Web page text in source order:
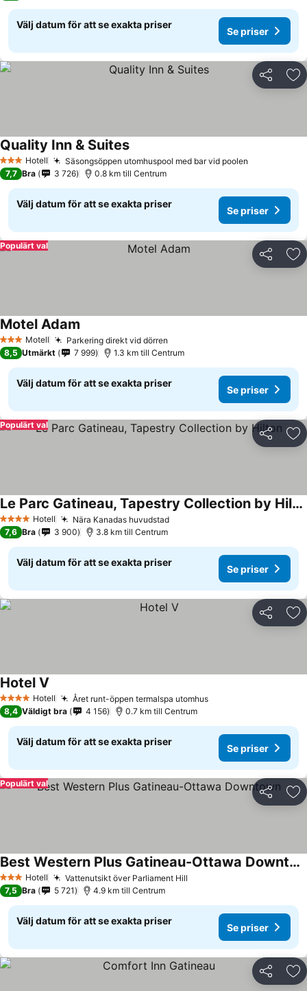
Välj datum för att se exakta priser
Se priser
Dela
3 StjärnorHotell Säsongsöppen utomhuspool med bar vid poolen
Quality Inn & SuitesSe priser
7,7 Bra 3 726 0.8 km till Centrum
Välj datum för att se exakta priser
Se priser
Dela
Populärt val
3 StjärnorMotell Parkering direkt vid dörren
Motel Adam
8,5 Utmärkt 7 999 1.3 km till Centrum
Välj datum för att se exakta priser
Se priser
Dela
Populärt val
4 StjärnorHotell Nära Kanadas huvudstadSe priser
Le Parc Gatineau, Tapestry Collection by Hilton
Se priser
7,6 Bra 3 900 3.8 km till Centrum
Välj datum för att se exakta priser
Se priser
Dela
4 StjärnorHotell Året runt-öppen termalspa utomhusSe priser
Hotel V Se priser
8,4 Väldigt bra 4 156 0.7 km till Centrum
Välj datum för att se exakta priser
Se priser
Dela
Populärt val
3 StjärnorHotell Vattenutsikt över Parliament Hill
Best Western Plus Gatineau-Ottawa Downtown
Se priser
7,5 Bra 5 721 4.9 km till Centrum
Välj datum för att se exakta priser
Se priser
Dela